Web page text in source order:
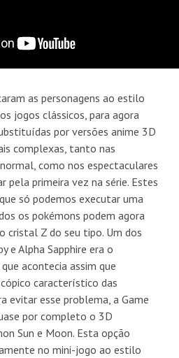
as personagens ao estilo
jogos clássicos, para agora
por versões anime 3D
complexas, tanto nas
como nos espectaculares
pela primeira vez na série. Estes
só podemos executar uma
os pokémons podem agora
cristal Z do seu tipo. Um dos
e Alpha Sapphire era o
que acontecia assim que
característico das
evitar esse problema, a Game
por completo o 3D
Sun e Moon. Esta opção
no mini-jogo ao estilo